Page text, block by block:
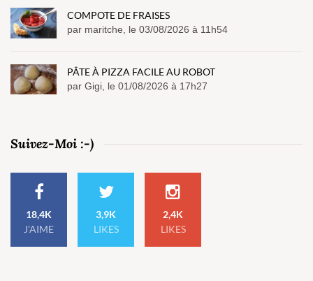
COMPOTE DE FRAISES
par maritche, le 03/08/2026 à 11h54
PÂTE À PIZZA FACILE AU ROBOT
par Gigi, le 01/08/2026 à 17h27
Suivez-Moi :-)
18,4K
J'AIME
3,9K
LIKES
2,4K
LIKES